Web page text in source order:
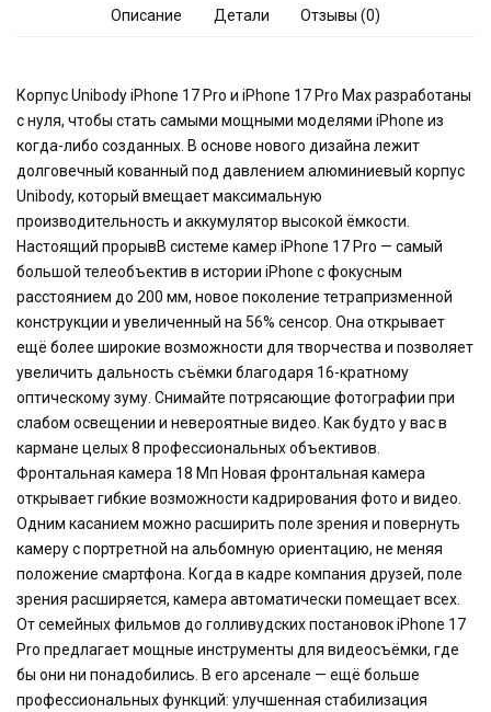
Описание Детали Отзывы (0)
Корпус Unibody iPhone 17 Pro и iPhone 17 Pro Max разработаны
с нуля, чтобы стать самыми мощными моделями iPhone из
когда-либо созданных. В основе нового дизайна лежит
долговечный кованный под давлением алюминиевый корпус
Unibody, который вмещает максимальную
производительность и аккумулятор высокой ёмкости.
Настоящий прорывВ системе камер iPhone 17 Pro — самый
большой телеобъектив в истории iPhone с фокусным
расстоянием до 200 мм, новое поколение тетрапризменной
конструкции и увеличенный на 56% сенсор. Она открывает
ещё более широкие возможности для творчества и позволяет
увеличить дальность съёмки благодаря 16-кратному
оптическому зуму. Снимайте потрясающие фотографии при
слабом освещении и невероятные видео. Как будто у вас в
кармане целых 8 профессиональных объективов.
Фронтальная камера 18 Мп Новая фронтальная камера
открывает гибкие возможности кадрирования фото и видео.
Одним касанием можно расширить поле зрения и повернуть
камеру с портретной на альбомную ориентацию, не меняя
положение смартфона. Когда в кадре компания друзей, поле
зрения расширяется, камера автоматически помещает всех.
От семейных фильмов до голливудских постановок iPhone 17
Pro предлагает мощные инструменты для видеосъёмки, где
бы они ни понадобились. В его арсенале — ещё больше
профессиональных функций: улучшенная стабилизация